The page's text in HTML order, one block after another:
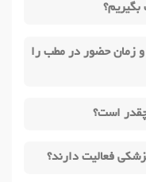
بگیریم؟
زمان حضور در مطب را
چقدر است؟
فعالیت دارند؟